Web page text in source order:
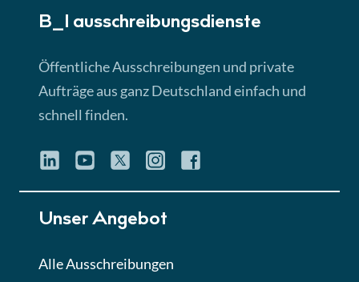
Lektion 3
► 4:31 Min
Quiz
Eignung im Vergabeverfahren
B_I ausschreibungs­dienste
Öffentliche Ausschreibungen und private
Aufträge aus ganz Deutschland einfach und
schnell finden.
Unser Angebot
Alle Ausschreibungen